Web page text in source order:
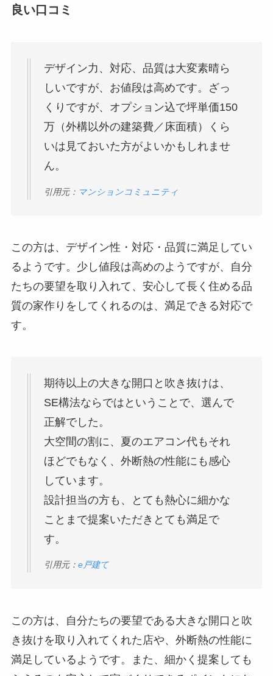
良い口コミ
デザイン力、対応、品質は大変素晴ら
しいですが、お値段は高めです。ざっ
くりですが、オプション込で坪単価150
万（外構以外の建築費／床面積）くら
いは見ておいた方がよいかもしれませ
ん。
引用元： マンションコミュニティ
この方は、デザイン性・対応・品質に満足してい
るようです。少し値段は高めのようですが、自分
たちの要望を取り入れて、安心して長く住める品
質の家作りをしてくれるのは、満足できる対応で
す。
期待以上の大きな開口と吹き抜けは、
SE構法ならではということで、選んで
正解でした。
大空間の割に、夏のエアコン代もそれ
ほどでもなく、外断熱の性能にも感心
しています。
設計担当の方も、とても熱心に細かな
ことまで提案いただきとても満足で
す。
引用元： e戸建て
この方は、自分たちの要望である大きな開口と吹
き抜けを取り入れてくれた店や、外断熱の性能に
満足しているようです。また、細かく提案しても